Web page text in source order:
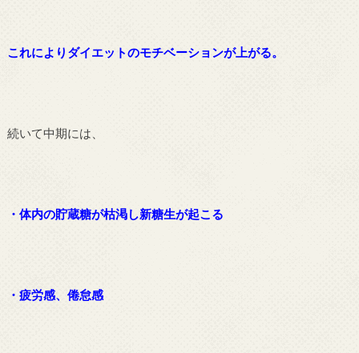
これによりダイエットのモチベーションが上がる。
続いて中期には、
・体内の貯蔵糖が枯渇し新糖生が起こる
・疲労感、倦怠感